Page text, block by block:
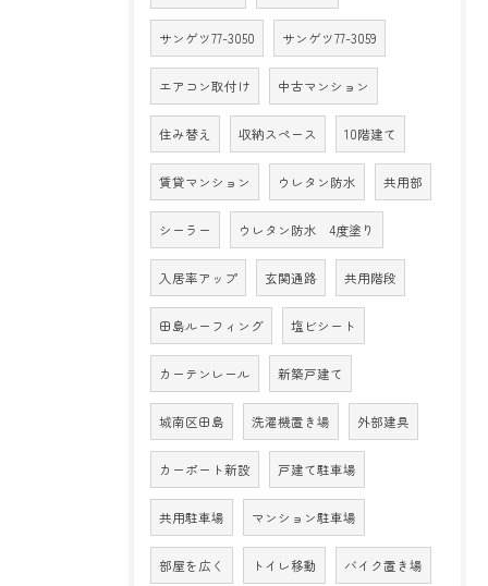
サンゲツ77-3050 サンゲツ77-3059
エアコン取付け 中古マンション
住み替え 収納スペース 10階建て
賃貸マンション ウレタン防水 共用部
シーラー ウレタン防水 4度塗り
入居率アップ 玄関通路 共用階段
田島ルーフィング 塩ビシート
カーテンレール 新築戸建て
城南区田島 洗濯機置き場 外部建具
カーポート新設 戸建て駐車場
共用駐車場 マンション駐車場
部屋を広く トイレ移動 バイク置き場